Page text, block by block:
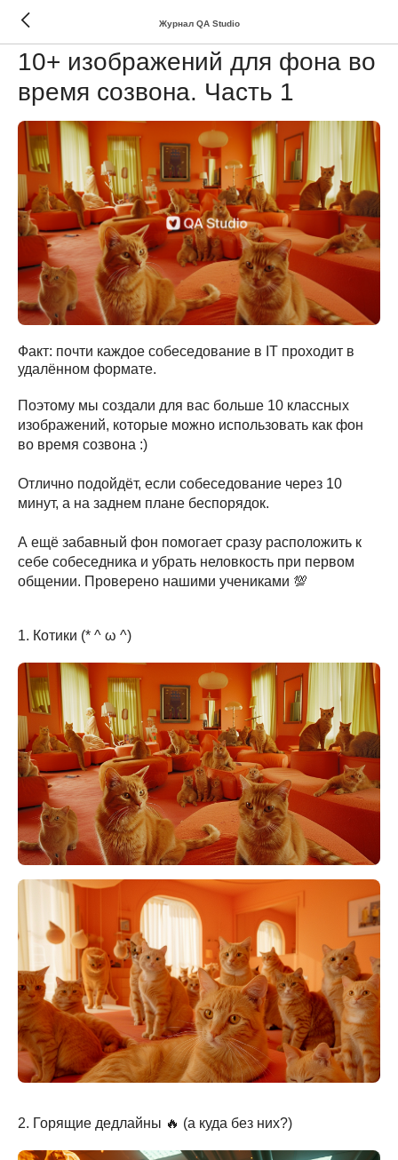
Журнал QA Studio
10+ изображений для фона во
время созвона. Часть 1
Факт: почти каждое собеседование в IT проходит в
удалённом формате.
Поэтому мы создали для вас больше 10 классных
изображений, которые можно использовать как фон
во время созвона :)
Отлично подойдёт, если собеседование через 10
минут, а на заднем плане беспорядок.
А ещё забавный фон помогает сразу расположить к
себе собеседника и убрать неловкость при первом
общении. Проверено нашими учениками 💯
1. Котики (* ^ ω ^)
2. Горящие дедлайны 🔥 (а куда без них?)